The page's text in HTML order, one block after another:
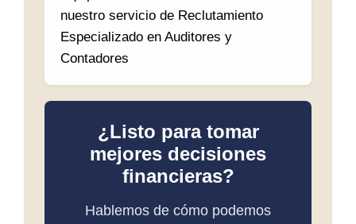
nuestro servicio de Reclutamiento
Especializado en Auditores y
Contadores
¿Listo para tomar
mejores decisiones
financieras?
Hablemos de cómo podemos